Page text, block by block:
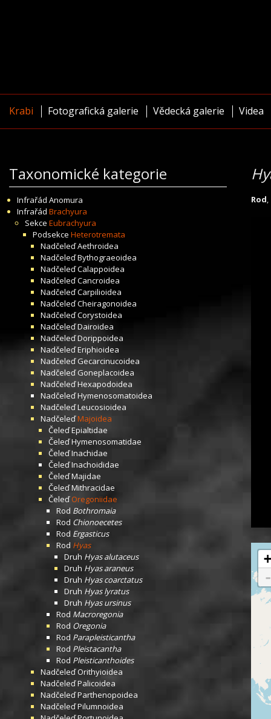
Krabi Fotografická galerie Vědecká galerie Videa
Taxonomické kategorie
Infrařád Anomura
Infrařád Brachyura
Sekce Eubrachyura
Podsekce Heterotremata
NadčeleďAethroidea
NadčeleďBythograeoidea
NadčeleďCalappoidea
NadčeleďCancroidea
NadčeleďCarpilioidea
NadčeleďCheiragonoidea
NadčeleďCorystoidea
NadčeleďDairoidea
NadčeleďDorippoidea
NadčeleďEriphioidea
NadčeleďGecarcinucoidea
NadčeleďGoneplacoidea
NadčeleďHexapodoidea
NadčeleďHymenosomatoidea
NadčeleďLeucosioidea
NadčeleďMajoidea
ČeleďEpialtidae
ČeleďHymenosomatidae
ČeleďInachidae
ČeleďInachoididae
ČeleďMajidae
ČeleďMithracidae
ČeleďOregoniidae
Rod Bothromaia
Rod Chionoecetes
Rod Ergasticus
Rod Hyas
Druh Hyas alutaceus
Druh Hyas araneus
Druh Hyas coarctatus
Druh Hyas lyratus
Druh Hyas ursinus
Rod Macroregonia
Rod Oregonia
Rod Parapleisticantha
Rod Pleistacantha
Rod Pleisticanthoides
NadčeleďOrithyioidea
NadčeleďPalicoidea
NadčeleďParthenopoidea
NadčeleďPilumnoidea
Rod,
+